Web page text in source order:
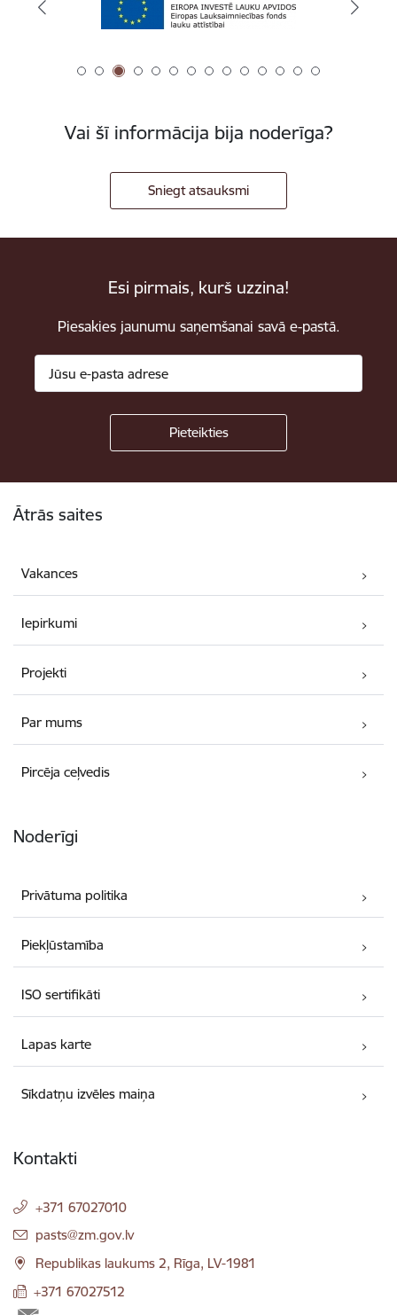
Vai šī informācija bija noderīga?
Sniegt atsauksmi
Esi pirmais, kurš uzzina!
Piesakies jaunumu saņemšanai savā e-pastā.
Ātrās saites
Vakances
Iepirkumi
Projekti
Par mums
Pircēja ceļvedis
Noderīgi
Privātuma politika
Piekļūstamība
ISO sertifikāti
Lapas karte
Sīkdatņu izvēles maiņa
Kontakti
+371 67027010
E-pasts:
pasts@zm.gov.lv
Republikas laukums 2, Rīga, LV-1981
+371 67027512